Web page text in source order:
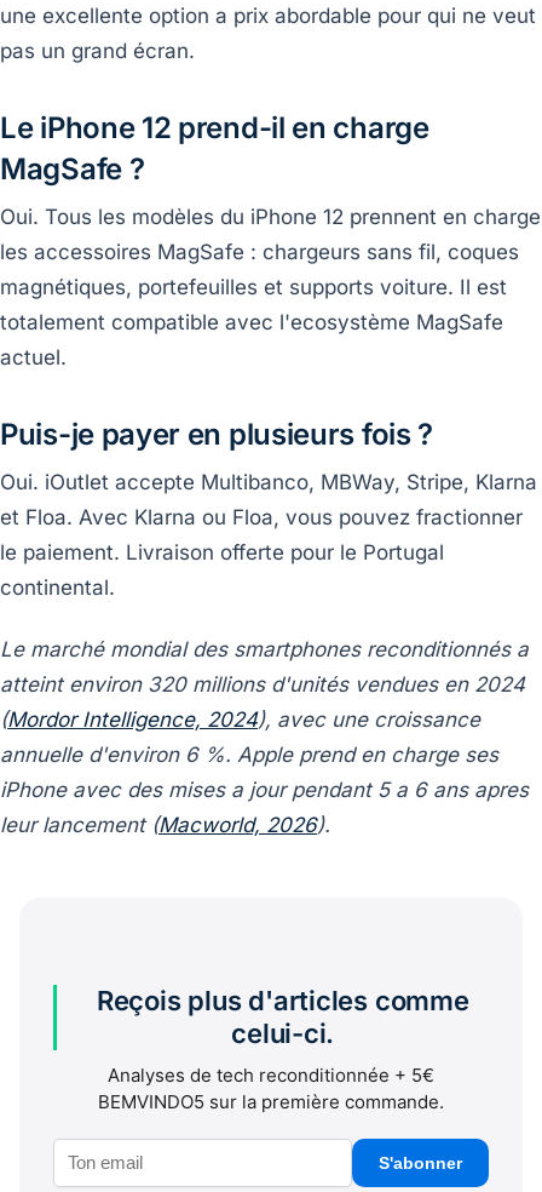
une excellente option a prix abordable pour qui ne veut
pas un grand écran.
Le iPhone 12 prend-il en charge
MagSafe ?
Oui. Tous les modèles du iPhone 12 prennent en charge
les accessoires MagSafe : chargeurs sans fil, coques
magnétiques, portefeuilles et supports voiture. Il est
totalement compatible avec l'ecosystème MagSafe
actuel.
Puis-je payer en plusieurs fois ?
Oui. iOutlet accepte Multibanco, MBWay, Stripe, Klarna
et Floa. Avec Klarna ou Floa, vous pouvez fractionner
le paiement. Livraison offerte pour le Portugal
continental.
Le marché mondial des smartphones reconditionnés a
atteint environ 320 millions d'unités vendues en 2024
(Mordor Intelligence, 2024), avec une croissance
annuelle d'environ 6 %. Apple prend en charge ses
iPhone avec des mises a jour pendant 5 a 6 ans apres
leur lancement (Macworld, 2026).
Reçois plus d'articles comme
celui-ci.
Analyses de tech reconditionnée + 5€
BEMVINDO5 sur la première commande.
S'abonner